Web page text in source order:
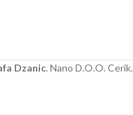
Dzanic. Nano D.O.O. Cerik.